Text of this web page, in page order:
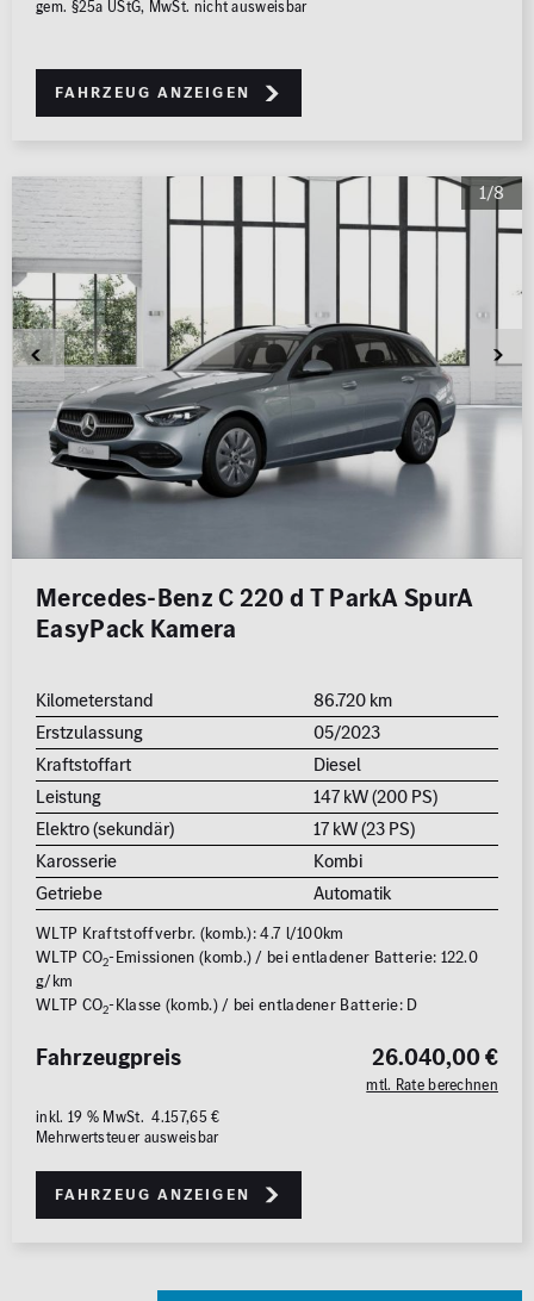
gem. §25a UStG, MwSt. nicht ausweisbar
Fahrzeug anzeigen
1/8
Mercedes-Benz C 220 d T ParkA SpurA
EasyPack Kamera
Kilometerstand
86.720 km
Erstzulassung
05/2023
Kraftstoffart
Diesel
Leistung
147 kW (200 PS)
Elektro (sekundär)
17 kW (23 PS)
Karosserie
Kombi
Getriebe
Automatik
WLTP Kraftstoffverbr. (komb.): 4.7 l/100km
WLTP CO2-Emissionen (komb.) / bei entladener Batterie: 122.0
g/km
WLTP CO2-Klasse (komb.) / bei entladener Batterie: D
26.040,00 €
mtl. Rate berechnen
Fahrzeugpreis
inkl. 19 % MwSt. 4.157,65 €
Mehrwertsteuer ausweisbar
Fahrzeug anzeigen